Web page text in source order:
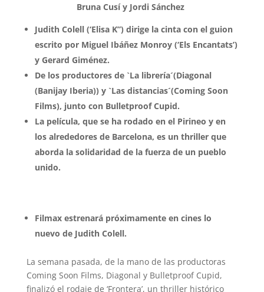
Bruna Cusí y Jordi Sánchez
Judith Colell (‘Elisa K”) dirige la cinta con el guion
escrito por Miguel Ibáñez Monroy (‘Els Encantats’)
y Gerard Giménez.
De los productores de `La librería´(Diagonal
(Banijay Iberia)) y `Las distancias´(Coming Soon
Films), junto con Bulletproof Cupid.
La película, que se ha rodado en el Pirineo y en
los alrededores de Barcelona, es un thriller que
aborda la solidaridad de la fuerza de un pueblo
unido.
Filmax estrenará próximamente en cines lo
nuevo de Judith Colell.
La semana pasada, de la mano de las productoras
Coming Soon Films, Diagonal y Bulletproof Cupid,
finalizó el rodaje de ‘Frontera’, un thriller histórico